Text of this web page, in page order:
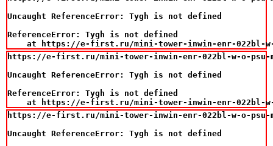
Uncaught ReferenceError: Tygh is not defined
ReferenceError: Tygh is not defined
at https://e-first.ru/mini-tower-inwin-enr-022bl-
https://e-first.ru/mini-tower-inwin-enr-022bl-w-o-psu-
Uncaught ReferenceError: Tygh is not defined
ReferenceError: Tygh is not defined
at https://e-first.ru/mini-tower-inwin-enr-022bl-
https://e-first.ru/mini-tower-inwin-enr-022bl-w-o-psu-
Uncaught ReferenceError: Tygh is not defined